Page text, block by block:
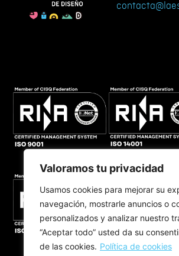
Valoramos tu privacidad
Usamos cookies para mejorar su
navegación, mostrarle anuncios o
personalizados y analizar nuestro
“Aceptar todo” usted da su
de las cookies. Política de cookies